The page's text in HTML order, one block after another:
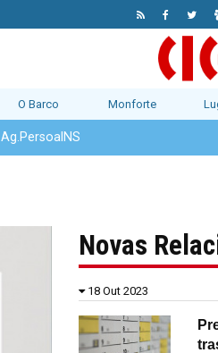
O Barco Monforte
Ag.PersoalNS
Novas
18 Out 2023